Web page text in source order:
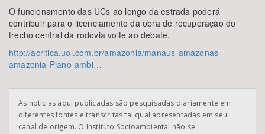
O funcionamento das UCs ao longo da estrada poderá
contribuir para o licenciamento da obra de recuperação do
trecho central da rodovia volte ao debate.
http://acritica.uol.com.br/amazonia/manaus-amazonas-
amazonia-Plano-ambi…
As notícias aqui publicadas são pesquisadas diariamente em
diferentes fontes e transcritas tal qual apresentadas em seu
canal de origem. O Instituto Socioambiental não se